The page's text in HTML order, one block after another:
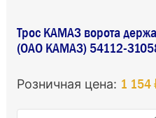
Трос КАМАЗ ворота
(ОАО КАМАЗ) 54112-
Розничная цена: 1 154